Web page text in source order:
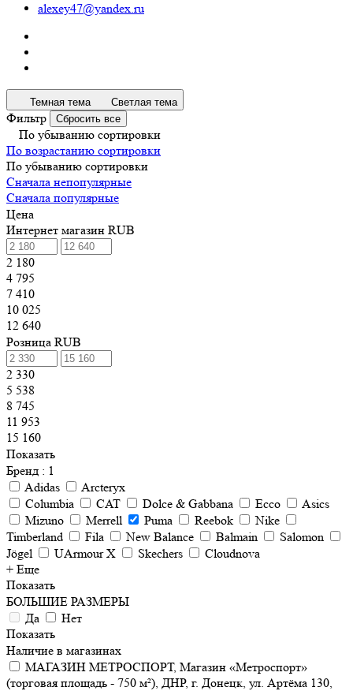
alexey47@yandex.ru
Темная тема Светлая тема
Фильтр Сбросить все
По убыванию сортировки
По возрастанию сортировки
По убыванию сортировки
Сначала непопулярные
Сначала популярные
Цена
Интернет магазин RUB
2 180
4 795
7 410
10 025
12 640
Розница RUB
2 330
5 538
8 745
11 953
15 160
Показать
Бренд : 1
Adidas
Arcteryx
Columbia
CAT Dolce & Gabbana Ecco
Asics
Mizuno
Merrell Puma Reebok
Nike
Timberland
Fila New Balance Balmain
Salomon
Jögel
UArmour X Skechers
Cloudnova
+ Еще
Показать
БОЛЬШИЕ РАЗМЕРЫ
Да
Нет
Показать
Наличие в магазинах
МАГАЗИН МЕТРОСПОРТ, Магазин «Метроспорт»
(торговая площадь - 750 м²), ДНР, г. Донецк, ул. Артёма 130,